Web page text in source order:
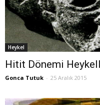
Heykel
Hitit Dönemi
Gonca Tutuk - 25 Aralık 2015